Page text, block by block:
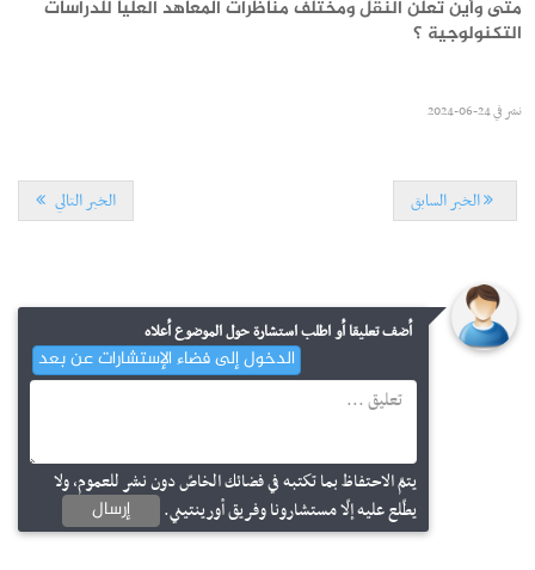
نشر في31-07-2026
التسجيل الجامعي
مناظرة النقل إلى المعاهد العليا للدراسات التكنولوجية لسنة 2026
متى وأين تعلن النقل ومختلف مناظرات المعاهد العليا للدراسات
التكنولوجية ؟
نشر في24-06-2024
ما هي الوثائق اللازمة من أجل تقديم مطلب نقلة جامعية للطلبة
الخبر السابق الخبر التالي
أضف تعليقا أو اطلب استشارة حول الموضوع أعلاه
الدخول إلى فضاء الإستشارات عن بعد
يتمّ الاحتفاظ بما تكتبه في فضائك الخاصّ دون نشر للعموم، ولا
يطّلع عليه إلّا مستشارونا وفريق أورينتيني.
إرسال